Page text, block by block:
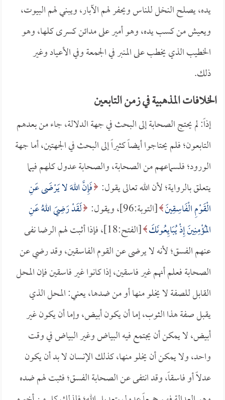
يده، يصلح النخل للناس ويحفر لهم الآبار، ويبني لهم البيوت،
ويعيش من كسب يده، وهو أمير على مدائن كسرى كلها، وهو
الخطيب الذي يخطب على المنبر في الجمعة وفي الأعياد وغير
ذلك.
الخلافات المذهبية في زمن التابعين
إذاً: لم يحتج الصحابة إلى البحث في جهة الدلالة، جاء من بعدهم
التابعون؛ فلم يحتاجوا أيضاً كثيراً إلى البحث في الجهتين، أما جهة
الورود؛ فلسماعهم من الصحابة، والصحابة عدول كلهم فيما
يتعلق بالرواية؛ لأن الله تعالى يقول: فَإِنَّ اللهَ لا يَرْضَى عَنِ
الْقَوْمِ الْفَاسِقِينَ [التوبة:96]، ويقول:
لَقَدْ رَضِيَ اللهُ عَنِ
المُؤْمِنِينَ إِذْ يُبَايِعُونَكَ
[الفتح:18]، فإذا أثبت لهم الرضا نفى
عنهم الفسق؛ لأنه لا يرضى عن القوم الفاسقين، وقد رضي عن
الصحابة فعلم أنهم غير فاسقين، إذا كانوا غير فاسقين فإن المحل
القابل للصفة لا يخلو منها أو من ضدها، يعني: المحل الذي
يقبل صفة هذا الثوب، إما أن يكون أبيض، وإما أن يكون غير
أبيض، لا يمكن أن يجتمع فيه البياض وغير البياض في وقت
واحد، ولا يمكن أن يخلو منها، كذلك الإنسان لا بد أن يكون
عدلاً أو فاسقاً، وقد انتفى عن الصحابة الفسق؛ فثبت لهم ضده